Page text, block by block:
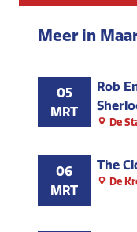
Meer in
05
MRT
Rob
De
06
MRT
The
De